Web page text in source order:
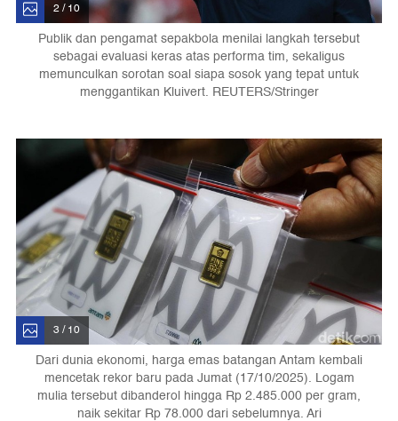
2 / 10
Publik dan pengamat sepakbola menilai langkah tersebut
sebagai evaluasi keras atas performa tim, sekaligus
memunculkan sorotan soal siapa sosok yang tepat untuk
menggantikan Kluivert. REUTERS/Stringer
3 / 10
Dari dunia ekonomi, harga emas batangan Antam kembali
mencetak rekor baru pada Jumat (17/10/2025). Logam
mulia tersebut dibanderol hingga Rp 2.485.000 per gram,
naik sekitar Rp 78.000 dari sebelumnya. Ari